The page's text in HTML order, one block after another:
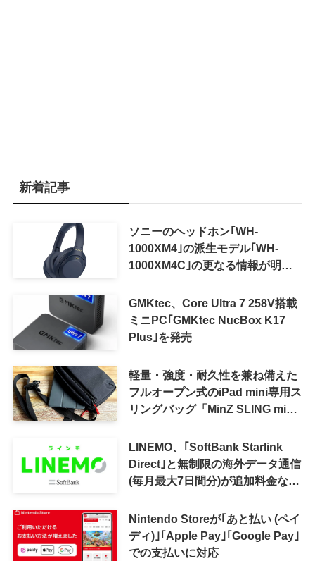
新着記事
ソニーのヘッドホン｢WH-
1000XM4｣の派生モデル｢WH-
1000XM4C｣の更なる情報が明ら
GMKtec、Core Ultra 7 258V搭載
ミニPC｢GMKtec NucBox K17
Plus｣を発売
軽量・強度・耐久性を兼ね備えた
フルオープン式のiPad mini専用ス
リングバッグ「MinZ SLING mini
LINEMO、｢SoftBank Starlink
Direct｣と無制限の海外データ通信
(毎月最大7日間分)が追加料金なし
Nintendo Storeが｢あと払い (ペイ
ディ)｣｢Apple Pay｣｢Google Pay｣
での支払いに対応